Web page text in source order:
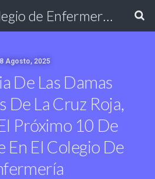
Excmo. Colegio de Enfermería de Cádiz
8 Agosto, 2025
De Las Damas
De La Cruz Roja,
Próximo 10 De
En El Colegio De